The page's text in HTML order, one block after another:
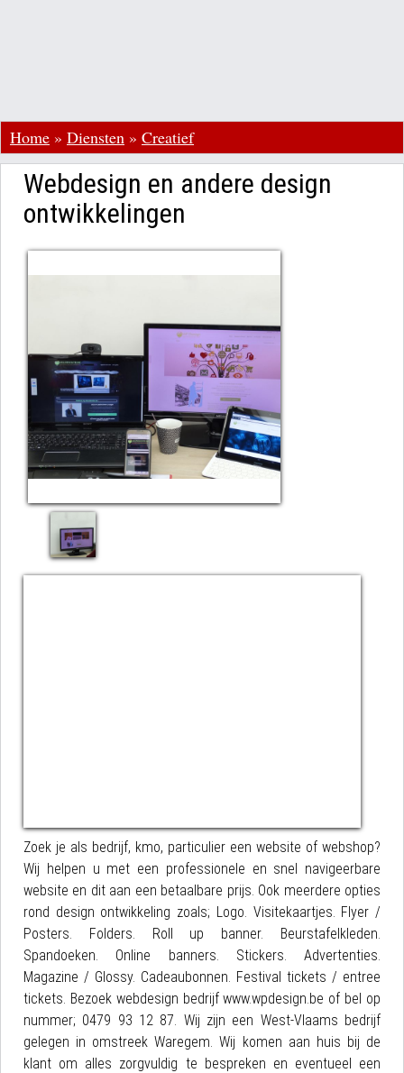
Home » Diensten » Creatief
Webdesign en andere design
ontwikkelingen
Zoek je als bedrijf, kmo, particulier een website of webshop?
Wij helpen u met een professionele en snel navigeerbare
website en dit aan een betaalbare prijs. Ook meerdere opties
rond design ontwikkeling zoals; Logo. Visitekaartjes. Flyer /
Posters. Folders. Roll up banner. Beurstafelkleden.
Spandoeken. Online banners. Stickers. Advertenties.
Magazine / Glossy. Cadeaubonnen. Festival tickets / entree
tickets. Bezoek webdesign bedrijf www.wpdesign.be of bel op
nummer; 0479 93 12 87. Wij zijn een West-Vlaams bedrijf
gelegen in omstreek Waregem. Wij komen aan huis bij de
klant om alles zorgvuldig te bespreken en eventueel een